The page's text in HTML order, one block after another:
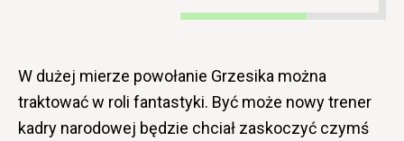
W dużej mierze powołanie Grzesika można
traktować w roli fantastyki. Być może nowy trener
kadry narodowej będzie chciał zaskoczyć czymś